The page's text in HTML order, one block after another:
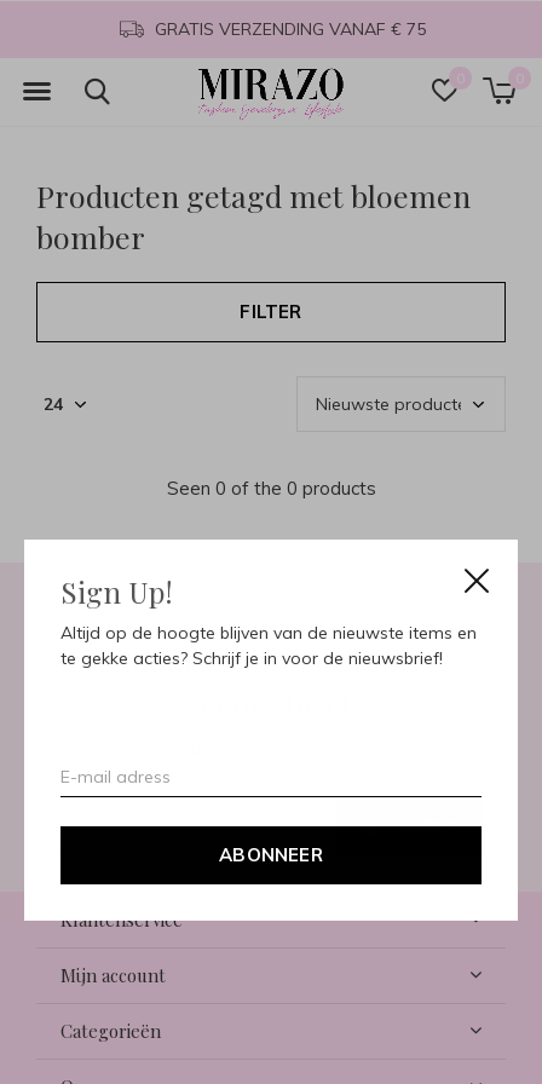
Sign Up!
Altijd op de hoogte blijven van de nieuwste items en
te gekke acties? Schrijf je in voor de nieuwsbrief!
ABONNEER
0 0
GRATIS VERZENDING VANAF € 75
Producten getagd met bloemen
bomber
FILTER
Seen 0 of the 0 products
Meld je aan voor onze
ABONNEER
Klantenservice
Mijn account
Categorieën